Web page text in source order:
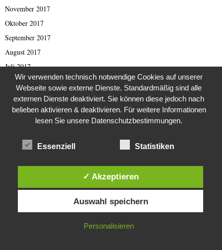
November 2017
Oktober 2017
September 2017
August 2017
Juli 2017
Juni 2017
Mai 2017
April 2017
Februar 2017
Januar 2017
November 2016
August 2016
Diese Website verwendet Cookies. Durch die weitere Nutzung dieser
Website stimmst du der Verwendung von Cookies zu.
IN ORDNUNG
Wir verwenden technisch notwendige Cookies auf unserer
Webseite sowie externe Dienste. Standardmäßig sind alle
externen Dienste deaktiviert. Sie können diese jedoch nach
belieben aktivieren & deaktivieren. Für weitere Informationen
lesen Sie unsere Datenschutzbestimmungen.
Essenziell Statistiken
✓ Akzeptieren
Auswahl speichern
Personalisieren